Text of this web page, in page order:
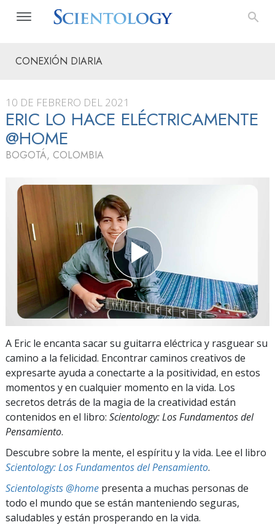
CONEXIÓN DIARIA
10 DE FEBRERO DEL 2021
ERIC LO HACE ELÉCTRICAMENTE
@HOME
BOGOTÁ, COLOMBIA
A Eric le encanta sacar su guitarra eléctrica y rasguear su
camino a la felicidad. Encontrar caminos creativos de
expresarte ayuda a conectarte a la positividad, en estos
momentos y en cualquier momento en la vida. Los
secretos detrás de la magia de la creatividad están
contenidos en el libro: Scientology: Los Fundamentos del
Pensamiento.
Descubre sobre la mente, el espíritu y la vida. Lee el libro
Scientology: Los Fundamentos del Pensamiento.
Scientologists @home presenta a muchas personas de
todo el mundo que se están manteniendo seguras,
saludables y están prosperando en la vida.